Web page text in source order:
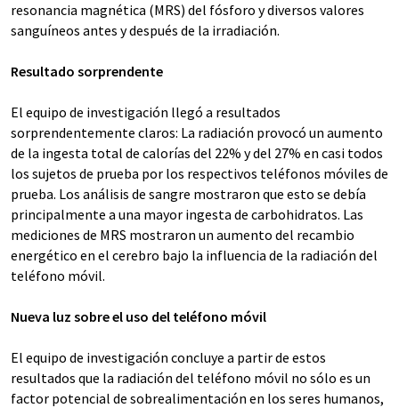
resonancia magnética (MRS) del fósforo y diversos valores
sanguíneos antes y después de la irradiación.
Resultado sorprendente
El equipo de investigación llegó a resultados
sorprendentemente claros: La radiación provocó un aumento
de la ingesta total de calorías del 22% y del 27% en casi todos
los sujetos de prueba por los respectivos teléfonos móviles de
prueba. Los análisis de sangre mostraron que esto se debía
principalmente a una mayor ingesta de carbohidratos. Las
mediciones de MRS mostraron un aumento del recambio
energético en el cerebro bajo la influencia de la radiación del
teléfono móvil.
Nueva luz sobre el uso del teléfono móvil
El equipo de investigación concluye a partir de estos
resultados que la radiación del teléfono móvil no sólo es un
factor potencial de sobrealimentación en los seres humanos,